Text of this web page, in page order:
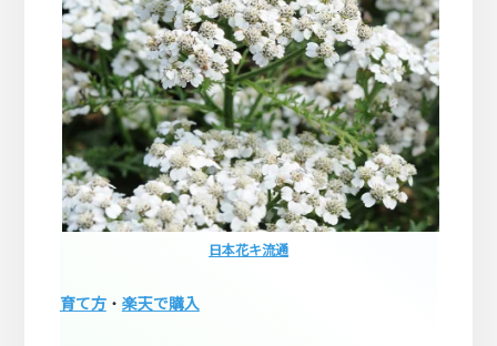
日本花キ流通
育て方・ 楽天で購入